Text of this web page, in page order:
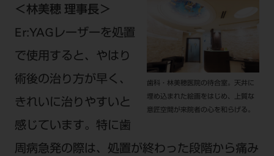
歯科・林美穂医院の待合室。天井に
埋め込まれた絵画をはじめ、上質な
意匠空間が来院者の心を和らげる。
＜林美穂 理事長＞
Er:YAGレーザーを処置
で使用すると、やはり
術後の治り方が早く、
きれいに治りやすいと
感じています。特に歯
周病急発の際は、処置が終わった段階から痛み